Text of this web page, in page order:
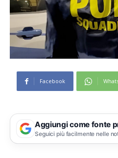
Facebook
Aggiungi come fonte
Seguici più facilmente nelle